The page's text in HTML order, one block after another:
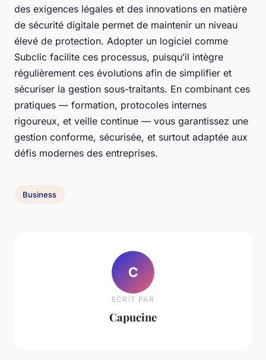
des exigences légales et des innovations en matière
de sécurité digitale permet de maintenir un niveau
élevé de protection. Adopter un logiciel comme
Subclic facilite ces processus, puisqu’il intègre
régulièrement ces évolutions afin de simplifier et
sécuriser la gestion sous-traitants. En combinant ces
pratiques — formation, protocoles internes
rigoureux, et veille continue — vous garantissez une
gestion conforme, sécurisée, et surtout adaptée aux
défis modernes des entreprises.
Business
C
ECRIT PAR
Capucine